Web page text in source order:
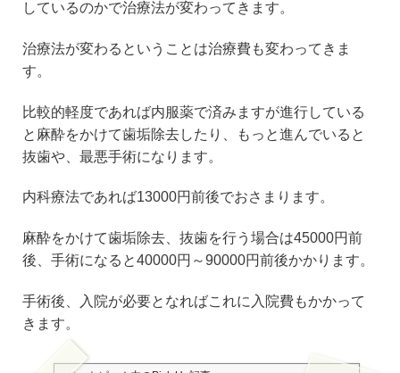
しているのかで治療法が変わってきます。
治療法が変わるということは治療費も変わってきま
す。
比較的軽度であれば内服薬で済みますが進行している
と麻酔をかけて歯垢除去したり、もっと進んでいると
抜歯や、最悪手術になります。
内科療法であれば13000円前後でおさまります。
麻酔をかけて歯垢除去、抜歯を行う場合は45000円前
後、手術になると40000円～90000円前後かかります。
手術後、入院が必要となればこれに入院費もかかって
きます。